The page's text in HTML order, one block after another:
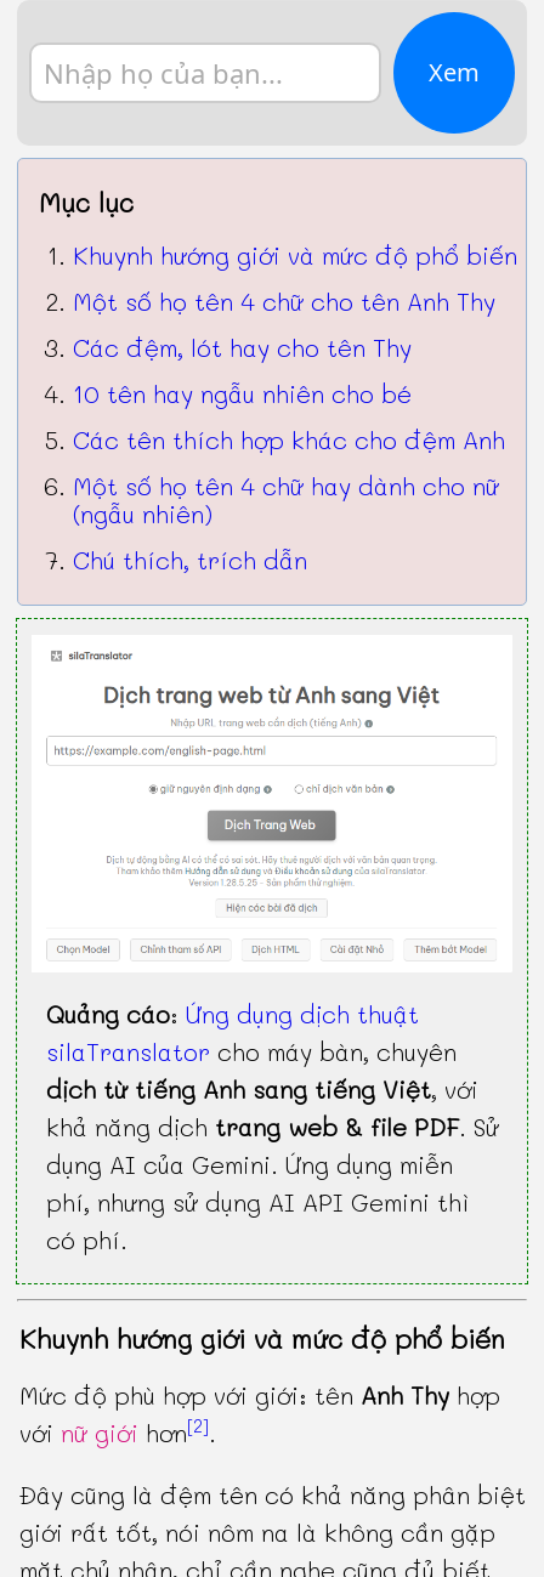
Xem
Mục lục
Khuynh hướng giới và mức độ phổ biến
Một số họ tên 4 chữ cho tên Anh Thy
Các đệm, lót hay cho tên Thy
10 tên hay ngẫu nhiên cho bé
Các tên thích hợp khác cho đệm Anh
Một số họ tên 4 chữ hay dành cho nữ
(ngẫu nhiên)
Chú thích, trích dẫn
Quảng cáo:Ứng dụng dịch thuật
silaTranslator cho máy bàn, chuyên
dịch từ tiếng Anh sang tiếng Việt, với
khả năng dịch trang web & file PDF. Sử
dụng AI của Gemini. Ứng dụng miễn
phí, nhưng sử dụng AI API Gemini thì
có phí.
Khuynh hướng giới và mức độ phổ biến
Mức độ phù hợp với giới: tên Anh Thy hợp
với nữ giới hơn[2].
Đây cũng là đệm tên có khả năng phân biệt
giới rất tốt, nói nôm na là không cần gặp
mặt chủ nhân, chỉ cần nghe cũng đủ biết